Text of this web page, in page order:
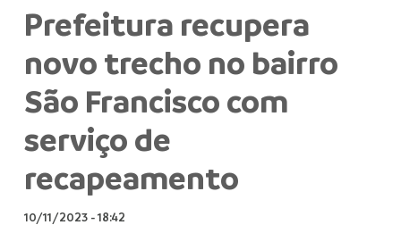
Prefeitura recupera
novo trecho no bairro
São Francisco com
serviço de
recapeamento
10/11/2023-18:42